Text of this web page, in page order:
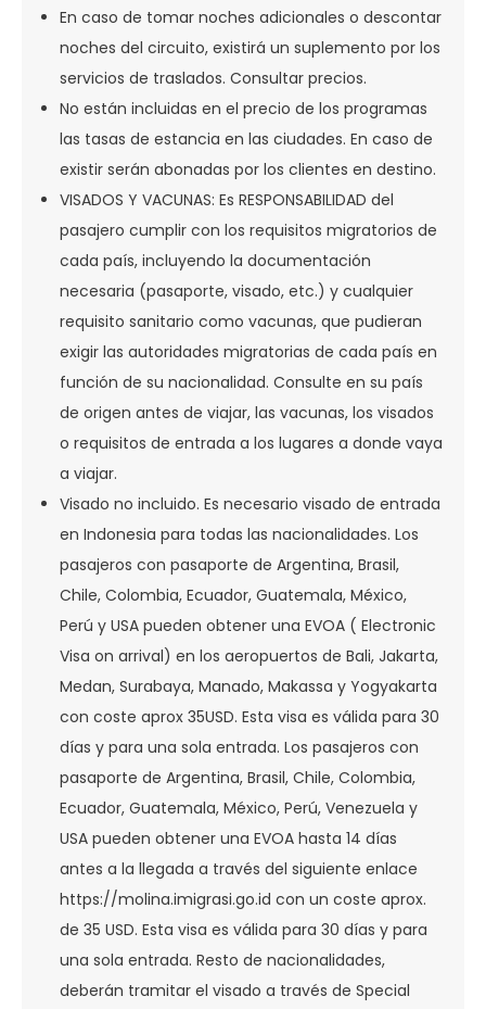
En caso de tomar noches adicionales o descontar
noches del circuito, existirá un suplemento por los
servicios de traslados. Consultar precios.
No están incluidas en el precio de los programas
las tasas de estancia en las ciudades. En caso de
existir serán abonadas por los clientes en destino.
VISADOS Y VACUNAS: Es RESPONSABILIDAD del
pasajero cumplir con los requisitos migratorios de
cada país, incluyendo la documentación
necesaria (pasaporte, visado, etc.) y cualquier
requisito sanitario como vacunas, que pudieran
exigir las autoridades migratorias de cada país en
función de su nacionalidad. Consulte en su país
de origen antes de viajar, las vacunas, los visados
o requisitos de entrada a los lugares a donde vaya
a viajar.
Visado no incluido. Es necesario visado de entrada
en Indonesia para todas las nacionalidades. Los
pasajeros con pasaporte de Argentina, Brasil,
Chile, Colombia, Ecuador, Guatemala, México,
Perú y USA pueden obtener una EVOA ( Electronic
Visa on arrival) en los aeropuertos de Bali, Jakarta,
Medan, Surabaya, Manado, Makassa y Yogyakarta
con coste aprox 35USD. Esta visa es válida para 30
días y para una sola entrada. Los pasajeros con
pasaporte de Argentina, Brasil, Chile, Colombia,
Ecuador, Guatemala, México, Perú, Venezuela y
USA pueden obtener una EVOA hasta 14 días
antes a la llegada a través del siguiente enlace
https://molina.imigrasi.go.id con un coste aprox.
de 35 USD. Esta visa es válida para 30 días y para
una sola entrada. Resto de nacionalidades,
deberán tramitar el visado a través de Special